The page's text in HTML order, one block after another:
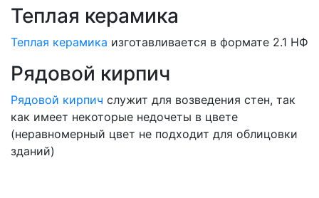
Теплая керамика
Теплая керамика изготавливается в формате 2.1 НФ
Рядовой кирпич
Рядовой кирпич служит для возведения стен, так
как имеет некоторые недочеты в цвете
(неравномерный цвет не подходит для облицовки
зданий)